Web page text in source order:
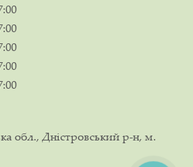
обл., Дністровський р-н, м.